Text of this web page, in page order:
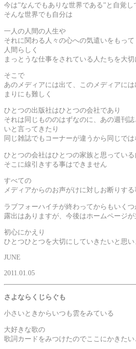
今は”なんでもありな世界である”と自覚
そんな世界でも自分は
一人の人間の人生や
それに関わる人々の心への気遣いをもって
人間らしく
まっとうな仕事をされている人たちを大
そこで
あのメディアには出て、このメディアに
まりにも難しく
ひとつの出版社はひとつの会社であり
それは同じもののはずなのに、あの週刊
いと言ってきたり
同じ雑誌でもコーナーが違うから同じで
ひとつの会社はひとつの家族と思っている
そこに線引きする事はできません
すべての
メディアからのお声がけに対しお断りす
ラブフォーハイチが終わってからもいくつ
露出はありますが、今後はホームページ
初心にかえり
ひとつひとつを大切にしていきたいと思い
JUNE
2011.01.05
さよならくじらぐも
小さいときからいつも雲をみている
大好きな歌の
歌詞カードをみつけたのでここにかきたい